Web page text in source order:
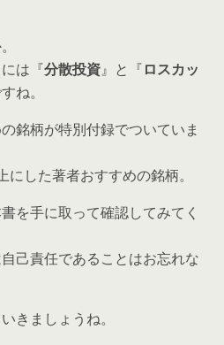
は『分散投資』と『ロスカッ
ね。
銘柄が特別付録でついていま
した著者おすすめの銘柄。
を手に取って確認してみてく
己責任であることはお忘れな
きましょうね。